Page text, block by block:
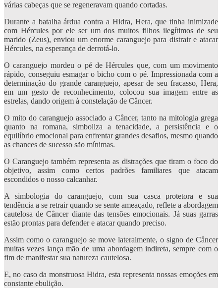
várias cabeças que se regeneravam quando cortadas.
Durante a batalha árdua contra a Hidra, Hera, que tinha inimizade
com Hércules por ele ser um dos muitos filhos ilegítimos de seu
marido (Zeus), enviou um enorme caranguejo para distrair e atacar
Hércules, na esperança de derrotá-lo.
O caranguejo mordeu o pé de Hércules que, com um movimento
rápido, conseguiu esmagar o bicho com o pé. Impressionada com a
determinação do grande caranguejo, apesar de seu fracasso, Hera,
em um gesto de reconhecimento, colocou sua imagem entre as
estrelas, dando origem à constelação de Câncer.
O mito do caranguejo associado a Câncer, tanto na mitologia grega
quanto na romana, simboliza a tenacidade, a persistência e o
equilíbrio emocional para enfrentar grandes desafios, mesmo quando
as chances de sucesso são mínimas.
O Caranguejo também representa as distrações que tiram o foco do
objetivo, assim como certos padrões familiares que atacam
escondidos o nosso calcanhar.
A simbologia do caranguejo, com sua casca protetora e sua
tendência a se retrair quando se sente ameaçado, reflete a abordagem
cautelosa de Câncer diante das tensões emocionais. Já suas garras
estão prontas para defender e atacar quando preciso.
Assim como o caranguejo se move lateralmente, o signo de Câncer
muitas vezes lança mão de uma abordagem indireta, sempre com o
fim de manifestar sua natureza cautelosa.
E, no caso da monstruosa Hidra, esta representa nossas emoções em
constante ebulição.